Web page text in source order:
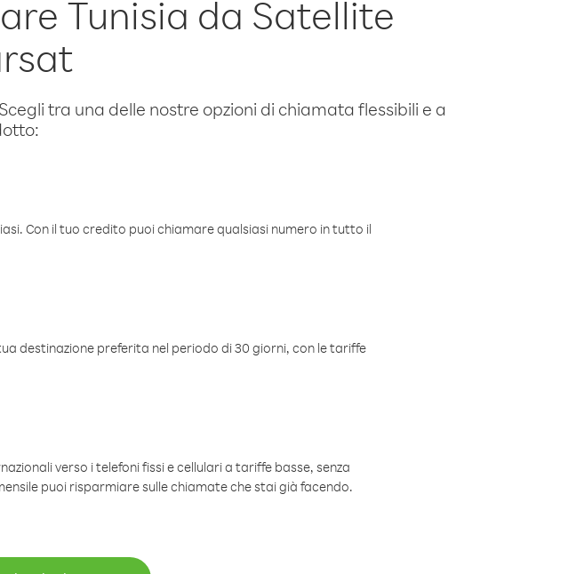
Tunisia da Satellite
tra una delle nostre opzioni di chiamata flessibili e a
Con il tuo credito puoi chiamare qualsiasi numero in tutto il
destinazione preferita nel periodo di 30 giorni, con le tariffe
verso i telefoni fissi e cellulari a tariffe basse, senza
puoi risparmiare sulle chiamate che stai già facendo.